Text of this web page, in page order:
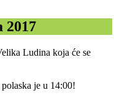
2017
Ludina koja će se
je u 14:00!